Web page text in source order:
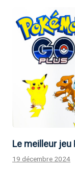
Le meilleur
19 décembre 2024